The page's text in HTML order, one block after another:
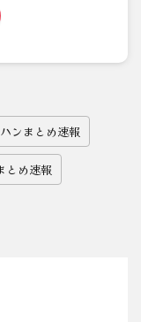
ンまとめ速報
とめ速報